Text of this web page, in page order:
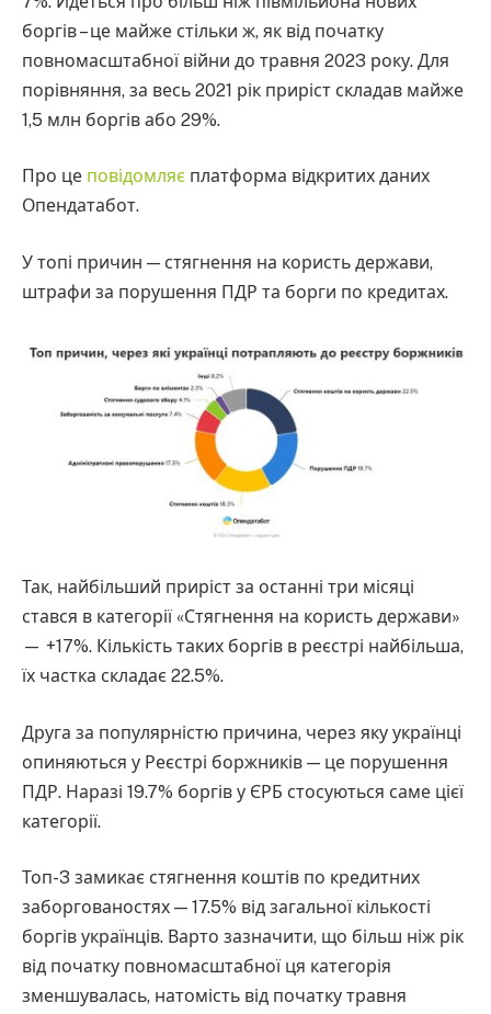
боргів – це майже стільки ж, як від початку
повномасштабної війни до травня 2023 року. Для
порівняння, за весь 2021 рік приріст складав майже
1,5 млн боргів або 29%.
Про це повідомляє платформа відкритих даних
Опендатабот.
У топі причин — стягнення на користь держави,
штрафи за порушення ПДР та борги по кредитах.
Так, найбільший приріст за останні три місяці
стався в категорії «Стягнення на користь держави»
— +17%. Кількість таких боргів в реєстрі найбільша,
їх частка складає 22.5%.
Друга за популярністю причина, через яку українці
опиняються у Реєстрі боржників — це порушення
ПДР. Наразі 19.7% боргів у ЄРБ стосуються саме цієї
категорії.
Топ-3 замикає стягнення коштів по кредитних
заборгованостях — 17.5% від загальної кількості
боргів українців. Варто зазначити, що більш ніж рік
від початку повномасштабної ця категорія
зменшувалась, натомість від початку травня